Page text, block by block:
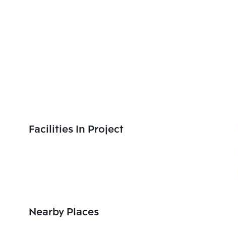
Facilities In Project
Nearby Places